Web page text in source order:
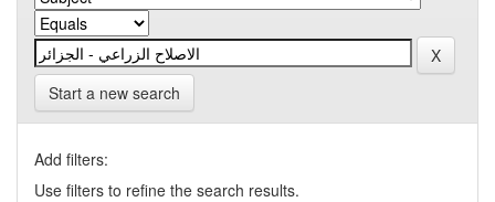
Start a new search
Add filters:
Use filters to refine the search results.